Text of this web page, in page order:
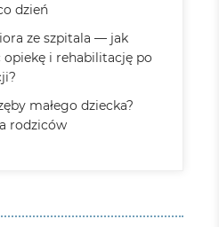
dzień
ze szpitala — jak
opiekę i rehabilitację po
małego dziecka?
rodziców